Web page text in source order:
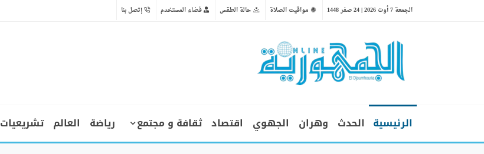
الجمعة 7 أوت 2026 | 24 صفر 1448 مواقيت الصلاة حالة الطقس فضاء المستخدم إتصل بنا
الرئيسية الحدث وهران الجهوي اقتصاد ثقافة و مجتمع رياضة العالم تشريعيات 2 جويلية 2026